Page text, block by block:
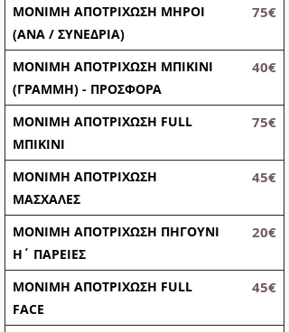
ΜΟΝΙΜΗ ΑΠΟΤΡΙΧΩΣΗ ΜΗΡΟΙ
(ΑΝΑ / ΣΥΝΕΔΡΙΑ)
75€
ΜΟΝΙΜΗ ΑΠΟΤΡΙΧΩΣΗ ΜΠΙΚΙΝΙ
(ΓΡΑΜΜΗ) - ΠΡΟΣΦΟΡΑ
40€
ΜΟΝΙΜΗ ΑΠΟΤΡΙΧΩΣΗ FULL
ΜΠΙΚΙΝΙ
75€
ΜΟΝΙΜΗ ΑΠΟΤΡΙΧΩΣΗ
ΜΑΣΧΑΛΕΣ
45€
ΜΟΝΙΜΗ ΑΠΟΤΡΙΧΩΣΗ ΠΗΓΟΥΝΙ
Η΄ ΠΑΡΕΙΕΣ
20€
ΜΟΝΙΜΗ ΑΠΟΤΡΙΧΩΣΗ FULL
FACE
45€